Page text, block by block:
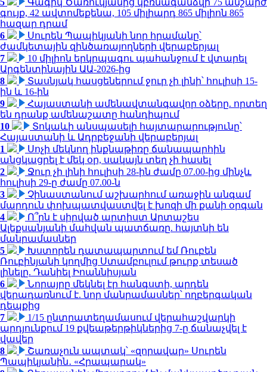
գույք, 42 ավտոմեքենա, 105 միլիարդ 865 միլիոն 865
հազար դրամ
6
Սուրեն Պապիկյանի նոր հրամանը՝
ժամկետային զինծառայողների վերաբերյալ
7
10 միլիոն երկրպագու պահանջում է վտարել
Արգենտինային ԱԱ-2026-ից
8
Տասնյակ հասցեներում ջուր չի լինի՝ հուլիսի 15-
ին և 16-ին
9
Հայաստանի ամենավտանգավոր օձերը. որտեղ
են դրանք ամենաշատը հանդիպում
10
Տոկաևի անսպասելի հայտարարությունը՝
Հայաստանի և Ադրբեջանի վերաբերյալ
1
Սոչի մեկնող ինքնաթիռը ճանապարհին
անցկացրել է մեկ օր, սակայն տեղ չի հասել
2
Ջուր չի լինի հուլիսի 28-ին ժամը 07.00-ից մինչև
հուլիսի 29-ը ժամը 07.00-ն
3
Չինաստանում աշխարհում առաջին անգամ
մարդուն փոխպատվաստվել է խոզի մի քանի օրգան
4
Ո՞րն է սիրված արտիստ Արտաշես
Ալեքսանյանի մահվան պատճառը. հայտնի են
մանրամասներ
5
Խստորեն դատապարտում եմ Ռուբեն
Ռուբինյանի կողմից Ստամբուլում թուրք տեսած
լինելը. Դանիել Իոաննիսյան
6
Նորայրը մեկնել էր հանգստի, արդեն
վերադառնում է. նոր մանրամասներ՝ ողբերգական
դեպքից
7
1/15 ընտրատեղամասում վերահաշվարկի
արդյունքում 19 քվեաթերթիկներից 7-ը ճանաչվել է
վավեր
8
Շառաչուն ապտակ՝ «զորավար» Սուրեն
Պապիկյանին․ «Հրապարակ»